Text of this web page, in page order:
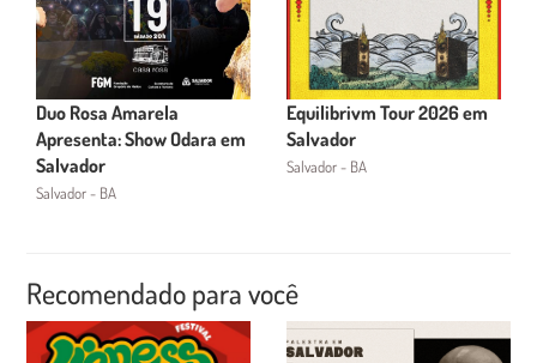
Duo Rosa Amarela
Apresenta: Show Odara em
Salvador
Salvador - BA
Equilibrivm Tour 2026 em
Salvador
Salvador - BA
Recomendado para você